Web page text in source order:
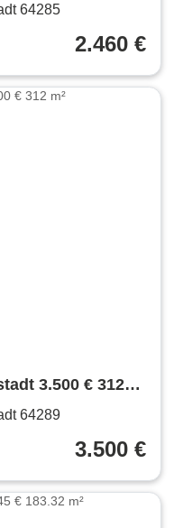
64285
2.460 €
3.500 € 312
64289
3.500 €